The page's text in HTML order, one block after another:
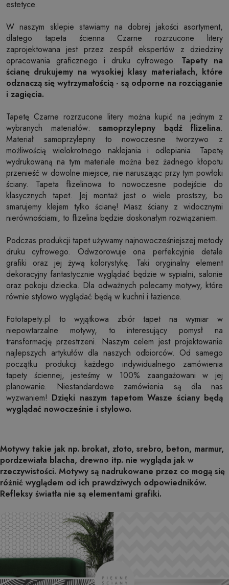
estetyce.
W naszym sklepie stawiamy na dobrej jakości asortyment,
dlatego tapeta ścienna Czarne rozrzucone litery
zaprojektowana jest przez zespół ekspertów z dziedziny
opracowania graficznego i druku cyfrowego. Tapety na
ścianę drukujemy na wysokiej klasy materiałach, które
odznaczą się wytrzymałością - są odporne na rozciąganie
i zagięcia.
Tapetę Czarne rozrzucone litery można kupić na jednym z
wybranych materiałów: samoprzylepny bądź flizelina.
Materiał samoprzylepny to nowoczesne tworzywo z
możliwością wielokrotnego naklejania i odlepiania. Tapetę
wydrukowaną na tym materiale można bez żadnego kłopotu
przenieść w dowolne miejsce, nie naruszając przy tym powłoki
ściany. Tapeta flizelinowa to nowoczesne podejście do
klasycznych tapet. Jej montaż jest o wiele prostszy, bo
smarujemy klejem tylko ścianę! Masz ściany z widocznymi
nierównościami, to flizelina będzie doskonałym rozwiązaniem.
Podczas produkcji tapet używamy najnowocześniejszej metody
druku cyfrowego. Odwzorowuje ona perfekcyjnie detale
grafiki oraz jej żywą kolorystykę. Taki oryginalny element
dekoracyjny fantastycznie wyglądać będzie w sypialni, salonie
oraz pokoju dziecka. Dla odważnych polecamy motywy, które
równie stylowo wyglądać będą w kuchni i łazience.
Fototapety.pl to wyjątkowa zbiór tapet na wymiar w
niepowtarzalne motywy, to interesujący pomysł na
transformację przestrzeni. Naszym celem jest projektowanie
najlepszych artykułów dla naszych odbiorców. Od samego
początku produkcji każdego indywidualnego zamówienia
tapety ściennej, jesteśmy w 100% zaangażowani w jej
planowanie. Niestandardowe zamówienia są dla nas
wyzwaniem! Dzięki naszym tapetom Wasze ściany będą
wyglądać nowocześnie i stylowo.
Motywy takie jak np. brokat, złoto, srebro, beton, marmur,
pordzewiała blacha, drewno itp. nie wygląda jak w
rzeczywistości. Motywy są nadrukowane przez co mogą się
różnić wyglądem od ich prawdziwych odpowiedników.
Refleksy światła nie są elementami grafiki.